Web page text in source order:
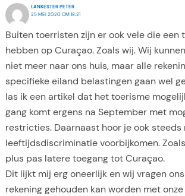
LANKESTER PETER
25 MEI 2020 OM 18:21
Buiten toerristen zijn er ook vele die een
hebben op Curaçao. Zoals wij. Wij
niet meer naar ons huis, maar alle
specifieke eiland belastingen gaan wel
las ik een artikel dat het toerisme
gang komt ergens na September met
restricties. Daarnaast hoor je ook steeds
leeftijdsdiscriminatie voorbijkomen.
plus pas latere toegang tot Curaçao.
Dit lijkt mij erg oneerlijk en wij vragen
rekening gehouden kan worden met